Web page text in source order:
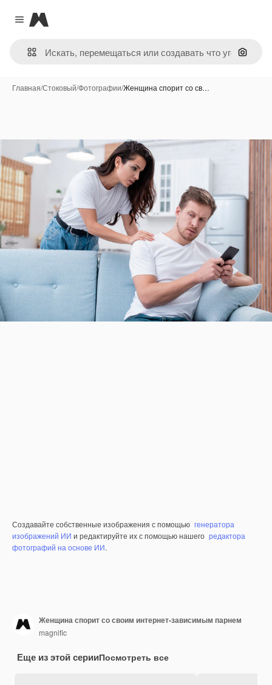
Close menu
Magnific
Поиск
Главная/Стоковый/Фотографии/Женщина спорит со св…
Создавайте собственные изображения с помощью генератора
изображений ИИ и редактируйте их с помощью нашего редактора
фотографий на основе ИИ.
Женщина спорит со своим интернет-зависимым парнем
magnific
Еще из этой серииПосмотреть все